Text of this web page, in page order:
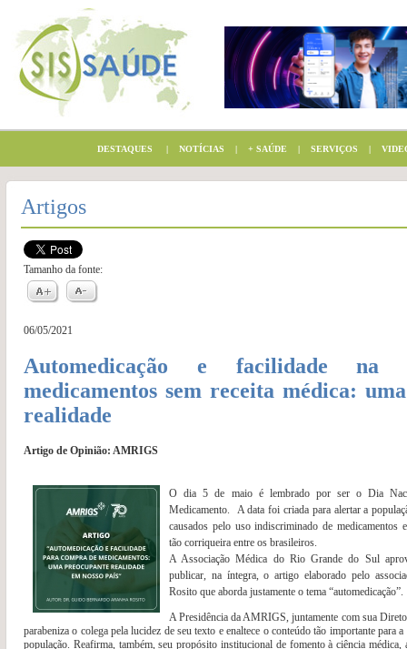
DESTAQUES | NOTÍCIAS | + SAÚDE | SERVIÇOS |
Artigos
Tamanho da fonte:
06/05/2021
Automedicação e facilidade na
medicamentos sem receita médica:
realidade
Artigo de Opinião: AMRIGS
O dia 5 de maio é lembrado por ser o Dia
Medicamento. A data foi criada para alertar a
causados pelo uso indiscriminado de medicamentos
tão corriqueira entre os brasileiros.
A Associação Médica do Rio Grande do Sul
publicar, na íntegra, o artigo elaborado pelo
Rosito que aborda justamente o tema “automedicação”.
A Presidência da AMRIGS, juntamente com sua
parabeniza o colega pela lucidez de seu texto e enaltece o conteúdo tão importante para
população. Reafirma, também, seu propósito institucional de fomento à ciência médica,